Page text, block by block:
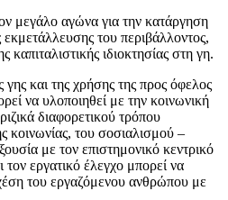
μεγάλο αγώνα για την κατάργηση
εκμετάλλευσης του περιβάλλοντος,
ιδιοκτησίας στη γη.
και της χρήσης της προς όφελος
να υλοποιηθεί με την κοινωνική
διαφορετικού τρόπου
κοινωνίας, του σοσιαλισμού –
με τον επιστημονικό κεντρικό
τον εργατικό έλεγχο μπορεί να
του εργαζόμενου ανθρώπου με